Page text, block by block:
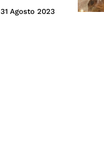
31 Agosto 2023